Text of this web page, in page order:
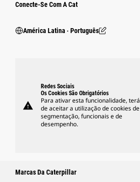
Conecte-Se Com A Cat
América Latina ‧ Português
warning
Redes Sociais
Os Cookies São Obrigatórios
Para ativar esta funcionalidade, terá
de aceitar a utilização de cookies de
segmentação, funcionais e de
desempenho.
Marcas Da Caterpillar